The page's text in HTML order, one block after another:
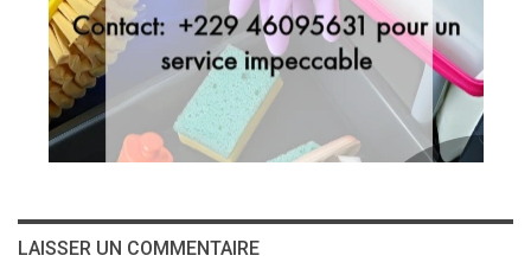
LAISSER UN COMMENTAIRE